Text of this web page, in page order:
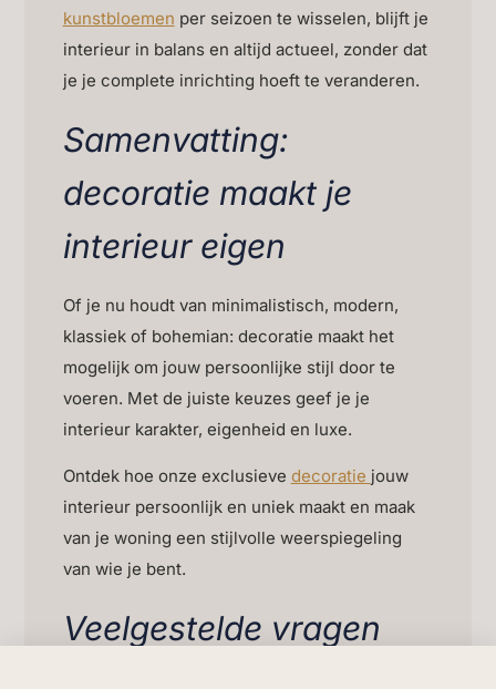
kunstbloemen per seizoen te wisselen, blijft je
interieur in balans en altijd actueel, zonder dat
je je complete inrichting hoeft te veranderen.
Samenvatting:
decoratie maakt je
interieur eigen
Of je nu houdt van minimalistisch, modern,
klassiek of bohemian: decoratie maakt het
mogelijk om jouw persoonlijke stijl door te
voeren. Met de juiste keuzes geef je je
interieur karakter, eigenheid en luxe.
Ontdek hoe onze exclusieve decoratie jouw
interieur persoonlijk en uniek maakt en maak
van je woning een stijlvolle weerspiegeling
van wie je bent.
Veelgestelde vragen